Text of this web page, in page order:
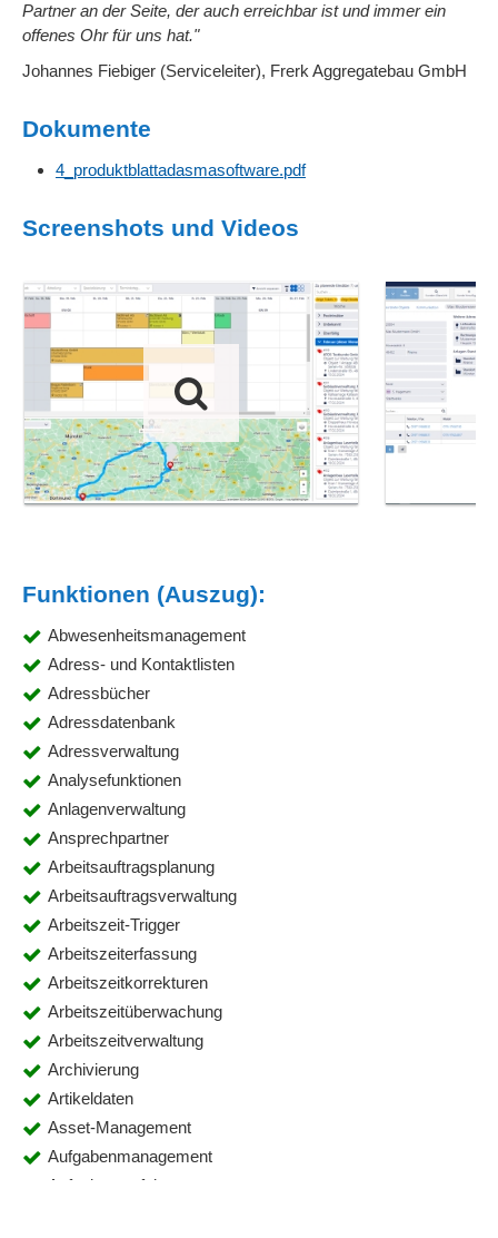
Partner an der Seite, der auch erreichbar ist und immer ein
offenes Ohr für uns hat."
Johannes Fiebiger (Serviceleiter), Frerk Aggregatebau GmbH
Dokumente
4_produktblattadasmasoftware.pdf
Screenshots und Videos
Funktionen (Auszug):
Abwesenheitsmanagement
Adress- und Kontaktlisten
Adressbücher
Adressdatenbank
Adressverwaltung
Analysefunktionen
Anlagenverwaltung
Ansprechpartner
Arbeitsauftragsplanung
Arbeitsauftragsverwaltung
Arbeitszeit-Trigger
Arbeitszeiterfassung
Arbeitszeitkorrekturen
Arbeitszeitüberwachung
Arbeitszeitverwaltung
Archivierung
Artikeldaten
Asset-Management
Aufgabenmanagement
Aufgabenverfolgung